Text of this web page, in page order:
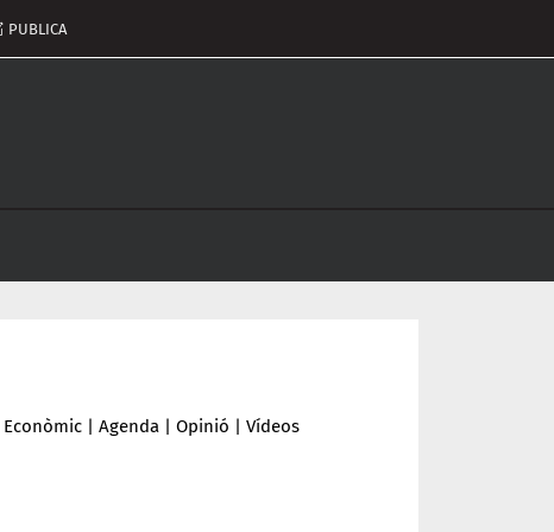
PUBLICA
Econòmic | Agenda | Opinió | Vídeos